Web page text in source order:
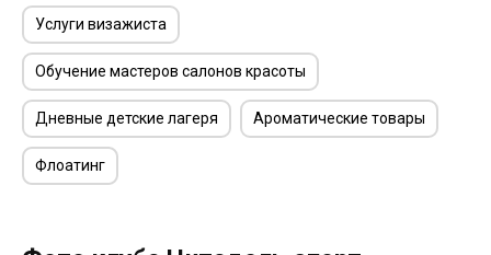
Услуги визажиста
Обучение мастеров салонов красоты
Дневные детские лагеря Ароматические товары
Флоатинг